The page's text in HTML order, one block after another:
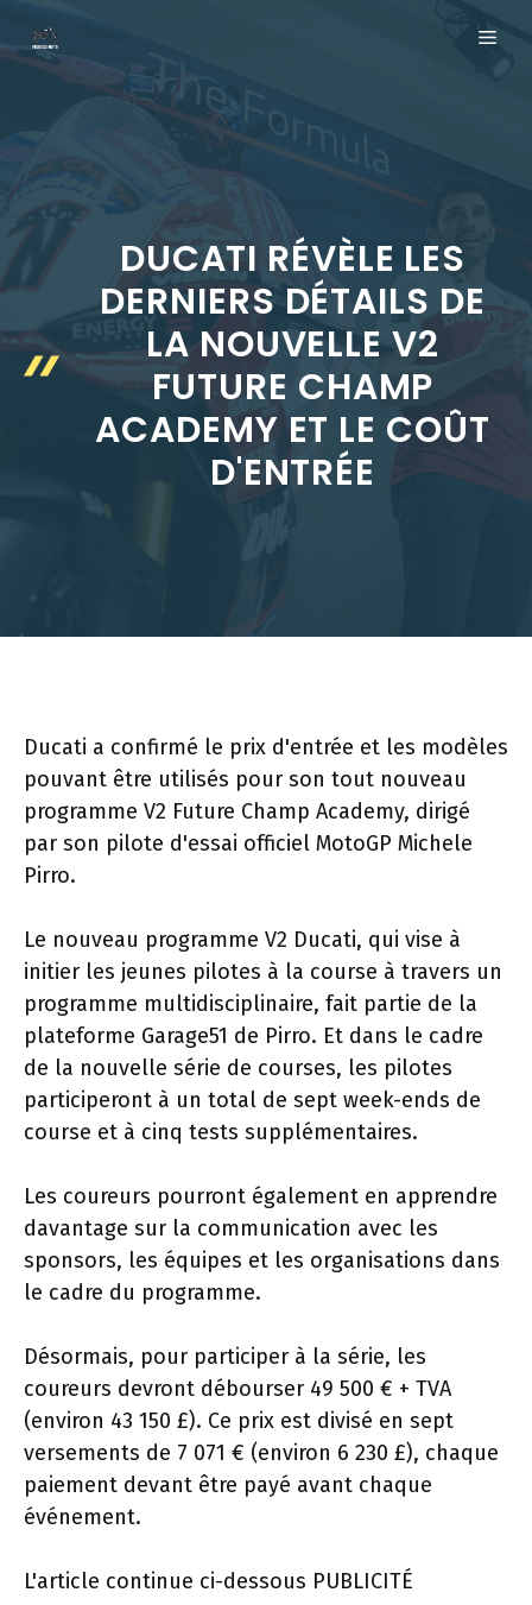
DUCATI RÉVÈLE LES
DERNIERS DÉTAILS DE
LA NOUVELLE V2
FUTURE CHAMP
ACADEMY ET LE COÛT
D'ENTRÉE
Ducati a confirmé le prix d'entrée et les modèles
pouvant être utilisés pour son tout nouveau
programme V2 Future Champ Academy, dirigé
par son pilote d'essai officiel MotoGP Michele
Pirro.
Le nouveau programme V2 Ducati, qui vise à
initier les jeunes pilotes à la course à travers un
programme multidisciplinaire, fait partie de la
plateforme Garage51 de Pirro. Et dans le cadre
de la nouvelle série de courses, les pilotes
participeront à un total de sept week-ends de
course et à cinq tests supplémentaires.
Les coureurs pourront également en apprendre
davantage sur la communication avec les
sponsors, les équipes et les organisations dans
le cadre du programme.
Désormais, pour participer à la série, les
coureurs devront débourser 49 500 € + TVA
(environ 43 150 £). Ce prix est divisé en sept
versements de 7 071 € (environ 6 230 £), chaque
paiement devant être payé avant chaque
événement.
L'article continue ci-dessous PUBLICITÉ